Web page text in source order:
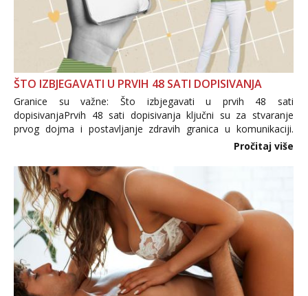
ŠTO IZBJEGAVATI U PRVIH 48 SATI DOPISIVANJA
Granice su važne: Što izbjegavati u prvih 48 sati
dopisivanjaPrvih 48 sati dopisivanja ključni su za stvaranje
prvog dojma i postavljanje zdravih granica u komunikaciji.
Važno je izbjeći prebrzo otkrivanje osobnih ili intimnih
informacija, jer nepoznata osoba još nije zaslužila to
povjerenje. Takođe...
Pročitaj više